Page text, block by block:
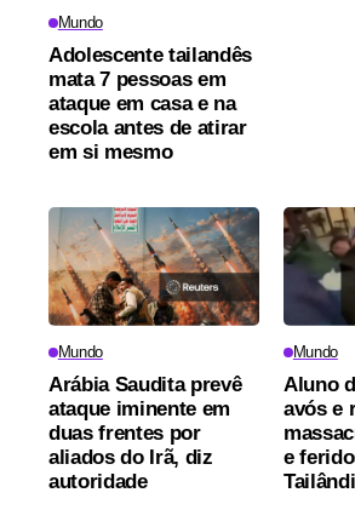
Mundo
Adolescente tailandês
mata 7 pessoas em
ataque em casa e na
escola antes de atirar
em si mesmo
Mundo
Arábia Saudita prevê
ataque iminente em
duas frentes por
aliados do Irã, diz
autoridade
Mundo
Aluno
avós e
e